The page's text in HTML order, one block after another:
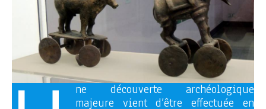
ne découverte archéologique
majeure vient d’être effectuée en